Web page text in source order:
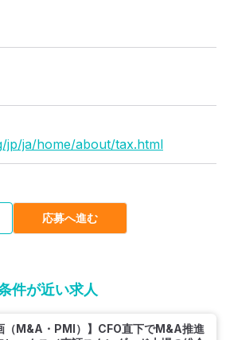
jp/ja/home/about/tax.html
応募へ進む
件が近い求人
（M&A・PMI）】CFO直下でM&A推進